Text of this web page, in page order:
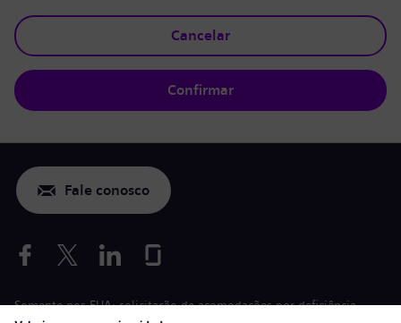
Cancelar
Confirmar
Fale conosco
Somente nos EUA: solicitação de acomodações por deficiência